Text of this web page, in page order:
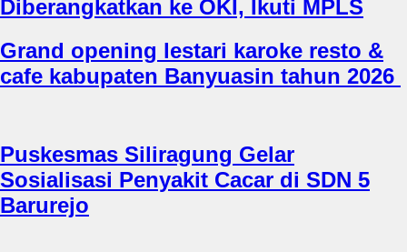
Diberangkatkan ke OKI, Ikuti MPLS
Grand opening lestari karoke resto &
cafe kabupaten Banyuasin tahun 2026
Puskesmas Siliragung Gelar
Sosialisasi Penyakit Cacar di SDN 5
Barurejo